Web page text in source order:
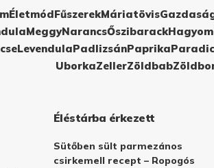
ÉletmódFűszerekMáriatövis
MeggyNarancsŐszibarack
LevendulaPadlizsánPaprika
UborkaZellerZöldbab
Éléstárba érkezett
Sütőben sült parmezános
csirkemell recept – Ropogós